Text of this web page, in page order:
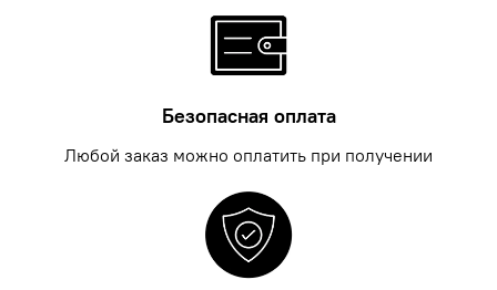
Безопасная оплата
Любой заказ можно оплатить при получении